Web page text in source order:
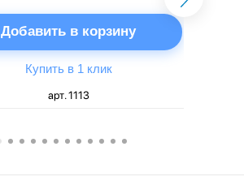
Добавить в корзину
Купить в 1 клик
арт. 1113